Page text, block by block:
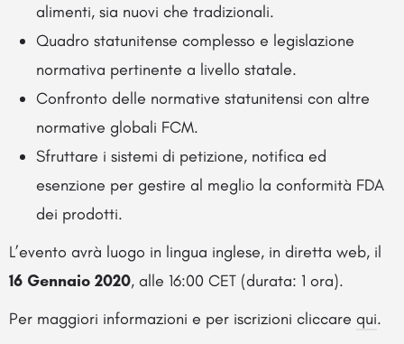
alimenti, sia nuovi che tradizionali.
Quadro statunitense complesso e legislazione
normativa pertinente a livello statale.
Confronto delle normative statunitensi con altre
normative globali FCM.
Sfruttare i sistemi di petizione, notifica ed
esenzione per gestire al meglio la conformità FDA
dei prodotti.
L’evento avrà luogo in lingua inglese, in diretta web, il
16 Gennaio 2020, alle 16:00 CET (durata: 1 ora).
Per maggiori informazioni e per iscrizioni cliccare qui.